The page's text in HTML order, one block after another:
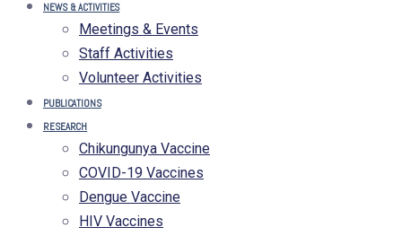
NEWS & ACTIVITIES
Meetings & Events
Staff Activities
Volunteer Activities
PUBLICATIONS
RESEARCH
Chikungunya Vaccine
COVID-19 Vaccines
Dengue Vaccine
HIV Vaccines